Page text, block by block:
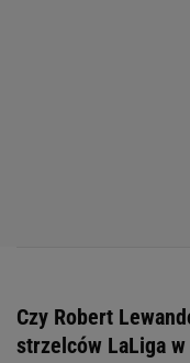
Czy Robert
strzelców LaLiga